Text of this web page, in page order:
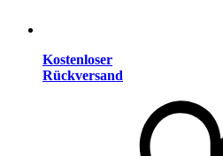
Kostenloser
Rückversand